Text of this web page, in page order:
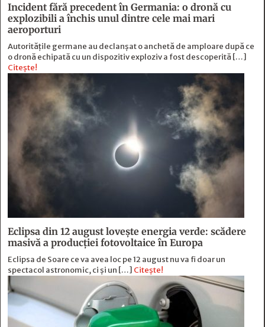
Incident fără precedent în Germania: o dronă cu
explozibili a închis unul dintre cele mai mari
aeroporturi
Autoritățile germane au declanșat o anchetă de amploare după ce
o dronă echipată cu un dispozitiv exploziv a fost descoperită […]
Citește!
Eclipsa din 12 august lovește energia verde: scădere
masivă a producției fotovoltaice în Europa
Eclipsa de Soare ce va avea loc pe 12 august nu va fi doar un
spectacol astronomic, ci și un […] Citește!